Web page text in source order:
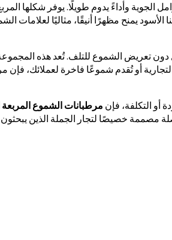
وأداءً يدوم طويلًا. يوفر شكلها المربع
يمنح مظهرًا أنيقًا، مثاليًا لعلامات
دون تعريض الشموع للتلف. تُعد هذه
أو تُقدم شموعًا فاخرة لعملائك، فإن
أو التكلفة، فإن مرطبانات الشموع
مصممة خصيصًا لتجار الجملة الذين